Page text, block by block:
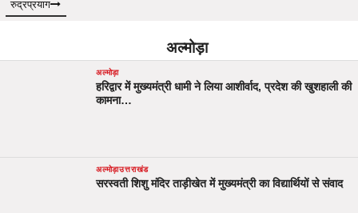
रुद्रप्रयाग
अल्मोड़ा
अल्मोड़ा
हरिद्वार में मुख्यमंत्री धामी ने लिया आशीर्वाद, प्रदेश की खुशहाली की
कामना…
अल्मोड़ाउत्तराखंड
सरस्वती शिशु मंदिर ताड़ीखेत में मुख्यमंत्री का विद्यार्थियों से संवाद